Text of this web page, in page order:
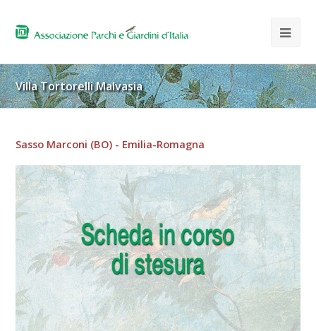
Villa Tortorelli Malvasia
Sasso Marconi (BO) - Emilia-Romagna